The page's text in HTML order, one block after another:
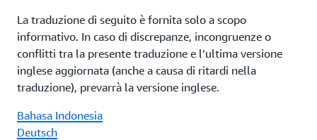
La traduzione di seguito è fornita solo a scopo
informativo. In caso di discrepanze, incongruenze o
conflitti tra la presente traduzione e l’ultima versione
inglese aggiornata (anche a causa di ritardi nella
traduzione), prevarrà la versione inglese.
Bahasa Indonesia
Deutsch